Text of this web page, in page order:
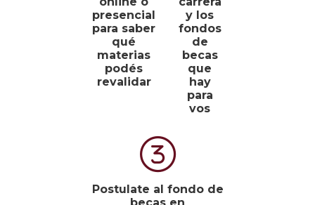
presencial
para saber
qué
materias
podés
revalidar
y los
fondos
de
becas
que
hay
para
vos
Postulate al fondo de